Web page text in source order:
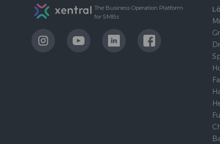
The Business Operation Platform
for SMBs
LinkExternalLinkExternalLinkExternalLinkExternal